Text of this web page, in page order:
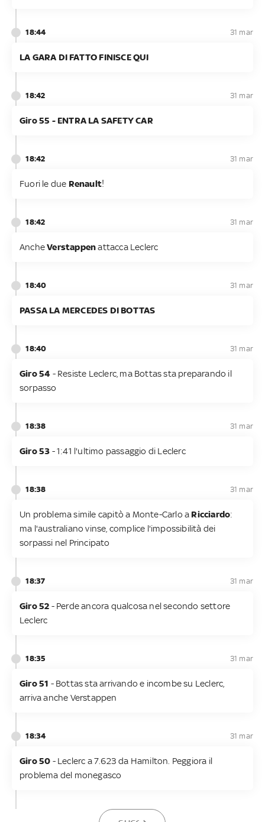
18:44 31 mar
LA GARA DI FATTO FINISCE QUI
18:42 31 mar
Giro 55 - ENTRA LA SAFETY CAR
18:42 31 mar
Fuori le due Renault!
18:42 31 mar
AncheVerstappenattacca Leclerc
18:40 31 mar
PASSA LA MERCEDES DI BOTTAS
18:40 31 mar
Giro 54 - Resiste Leclerc, ma Bottas sta preparando il
sorpasso
18:38 31 mar
Giro 53 - 1:41 l'ultimo passaggio di Leclerc
18:38 31 mar
Un problema simile capitò a Monte-Carlo a Ricciardo:
ma l'australiano vinse, complice l'impossibilità dei
sorpassi nel Principato
18:37 31 mar
Giro 52 - Perde ancora qualcosa nel secondo settore
Leclerc
18:35 31 mar
Giro 51 - Bottas sta arrivando e incombe su Leclerc,
arriva anche Verstappen
18:34 31 mar
Giro 50 - Leclerc a 7.623 da Hamilton. Peggiora il
problema del monegasco